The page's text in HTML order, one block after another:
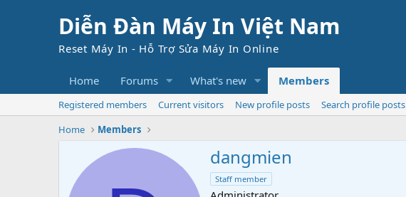
Diễn Đàn Máy In Việt Nam
Reset Máy In - Hỗ Trợ Sửa Máy In Online
Home Forums What's new Members
Registered members Current visitors New profile posts
Search profile posts
Home
Members
dangmien
Staff member